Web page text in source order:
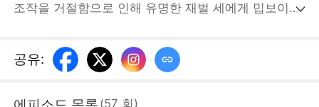
조작을 거절함으로 인해 유명한 재벌 세에게 밉보이고
PTE.LTD
공유:
(57 회 )